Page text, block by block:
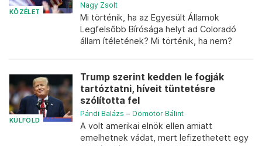
KÖZÉLET
Nagy Zsolt
Mi történik, ha az Egyesült Államok
Legfelsőbb Bírósága helyt ad Coloradó
állam ítéletének? Mi történik, ha nem?
KÜLFÖLD
Trump szerint kedden le fogják
tartóztatni, híveit tüntetésre
szólította fel
Pándi Balázs – Dömötör Bálint
A volt amerikai elnök ellen amiatt
emelhetnek vádat, mert lefizethetett egy